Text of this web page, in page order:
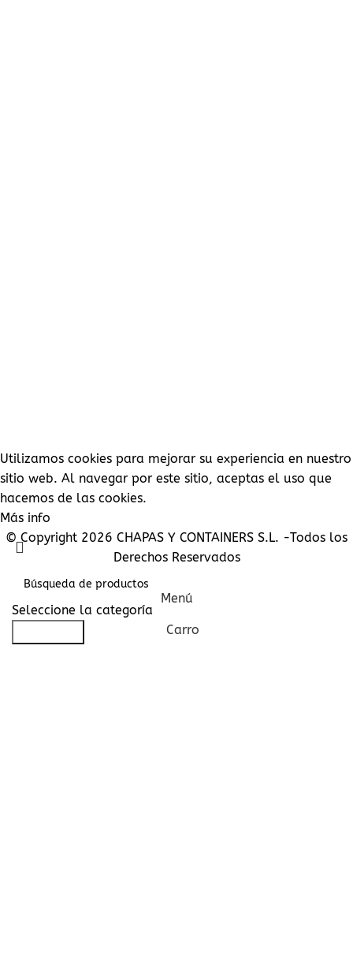
Utilizamos cookies para mejorar su experiencia en nuestro
sitio web. Al navegar por este sitio, aceptas el uso que
hacemos de las cookies.
Más info
Seleccione la categoría
© Copyright 2026 CHAPAS Y CONTAINERS S.L. -Todos los
Derechos Reservados
Menú
Carro